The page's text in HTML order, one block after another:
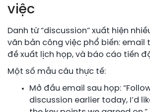
việc
Danh từ “discussion” xuất hiện
văn bản công việc phổ biến: email
đề xuất lịch họp, và báo cáo tiến
Một số mẫu câu thực tế:
Mở đầu email sau họp:
discussion earlier today, I’d